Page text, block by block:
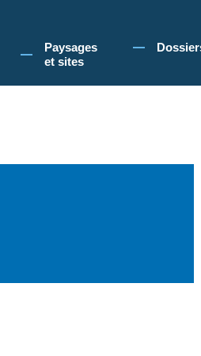
l'utilisation de cookies pour vous
Paysages
et sites